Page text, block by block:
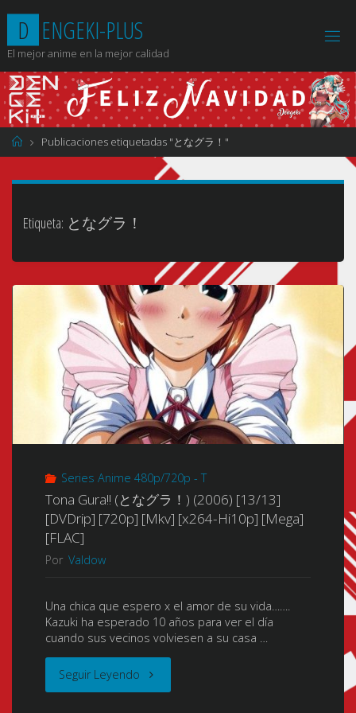
contenido
D ENGEKI-PLUS
El mejor anime en la mejor calidad
Página
de
Publicaciones etiquetadas "となグラ！"
Etiqueta: となグラ！
Series Anime 480p/720p - T
Tona Gura!! (となグラ！) (2006) [13/13]
[DVDrip] [720p] [Mkv] [x264-Hi10p] [Mega]
[FLAC]
Por Valdow
Una chica que espero x el amor de su vida…….
Kazuki ha esperado 10 años para ver el día
cuando sus vecinos volviesen a su casa …
Seguir Leyendo "Tona